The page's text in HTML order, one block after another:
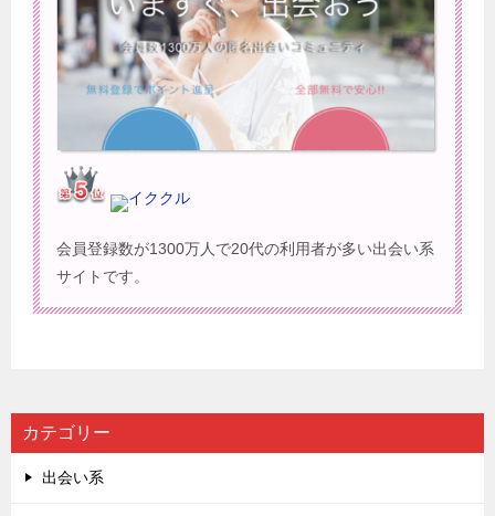
イククル
会員登録数が1300万人で20代の利用者が多い出会い系
サイトです。
カテゴリー
出会い系